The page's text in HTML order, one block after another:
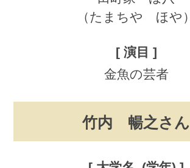
（たまちや ほや）
金魚の芸者
竹内 暢之さん